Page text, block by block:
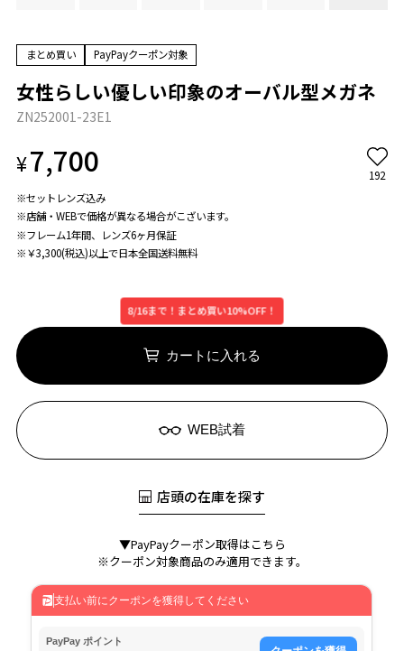
まとめ買い PayPayクーポン対象
女性らしい優しい印象のオーバル型メガネ
ZN252001-23E1
¥7,700
192
※セットレンズ込み
※店舗・WEBで価格が異なる場合がこざいます。
※フレーム1年間、レンズ6ヶ月保証
※￥3,300(税込)以上で日本全国送料無料
8/16まで！まとめ買い10%OFF！
カートに入れる
WEB試着
店頭の在庫を探す
▼PayPayクーポン取得はこちら
※クーポン対象商品のみ適用できます。